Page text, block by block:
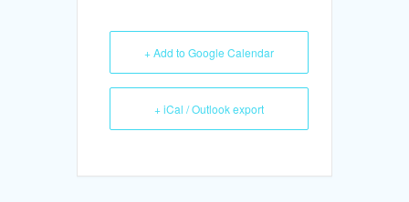
+ Add to Google Calendar
+ iCal / Outlook export